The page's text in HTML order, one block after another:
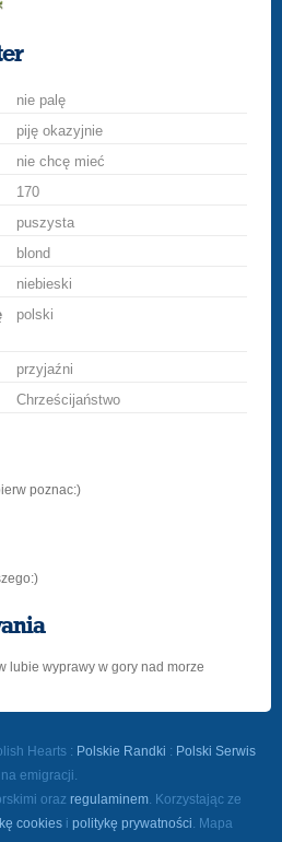
nie palę
piję okazyjnie
nie chcę mieć
170
puszysta
blond
niebieski
polski
przyjaźni
Chrześcijaństwo
poznac:)
lubie wyprawy w gory nad morze
Hearts : Polskie Randki : Polski Serwis
emigracji.
oraz regulaminem. Korzystając ze
cookies i politykę prywatności. Mapa